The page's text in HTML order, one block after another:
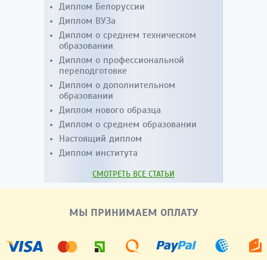
Диплом Белоруссии
Диплом ВУЗа
Диплом о среднем техническом
образовании
Диплом о профессиональной
переподготовке
Диплом о дополнительном
образовании
Диплом нового образца
Диплом о среднем образовании
Настоящий диплом
Диплом института
СМОТРЕТЬ ВСЕ СТАТЬИ
МЫ ПРИНИМАЕМ ОПЛАТУ